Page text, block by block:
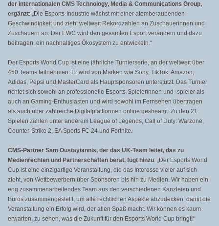
der internationalen CMS Technology, Media & Communications Group,
ergänzt: „Die Esports-Industrie wächst mit einer atemberaubenden
Geschwindigkeit und zieht weltweit Rekordzahlen an Zuschauerinnen und
Zuschauern an. Der EWC wird den gesamten Esport verändern und dazu
beitragen, ein nachhaltiges Ökosystem zu entwickeln.“
Der Esports World Cup ist eine jährliche Turnierserie, an der weltweit über
450 Teams teilnehmen. Er wird von Marken wie Sony, TikTok, Amazon,
Adidas, Pepsi und MasterCard als Hauptsponsoren unterstützt. Das Turnier
richtet sich sowohl an professionelle Esports-Spielerinnen und -spieler als
auch an Gaming-Enthusiasten und wird sowohl im Fernsehen übertragen
als auch über zahlreiche Digitalplattformen online gestreamt. Zu den 21
Spielen zählen unter anderem League of Legends, Call of Duty: Warzone,
Counter-Strike 2, EA Sports FC 24 und Fortnite.
CMS-Partner Sam Oustayiannis, der das UK-Team leitet, das zu
Medienrechten und Partnerschaften berät, fügt hinzu: „Der Esports World
Cup ist eine einzigartige Veranstaltung, die das Interesse vieler auf sich
zieht, von Wettbewerbern über Sponsoren bis hin zu Medien. Wir haben ein
eng zusammenarbeitendes Team aus den verschiedenen Kanzleien und
Büros zusammengestellt, um alle rechtlichen Aspekte abzudecken, damit die
Veranstaltung ein Erfolg wird, der allen Spaß macht. Wir können es kaum
erwarten, zu sehen, was die Zukunft für den Esports World Cup bringt!“